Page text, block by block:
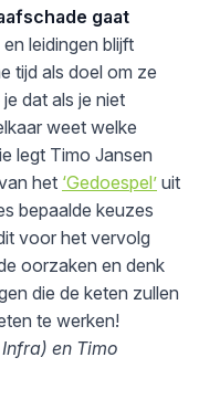
gaat
leidingen blijft
tijd als doel om ze
dat als je niet
weet welke
legt Timo Jansen
het ‘Gedoespel’ uit
bepaalde keuzes
voor het vervolg
oorzaken en denk
die de keten zullen
te werken!
en Timo